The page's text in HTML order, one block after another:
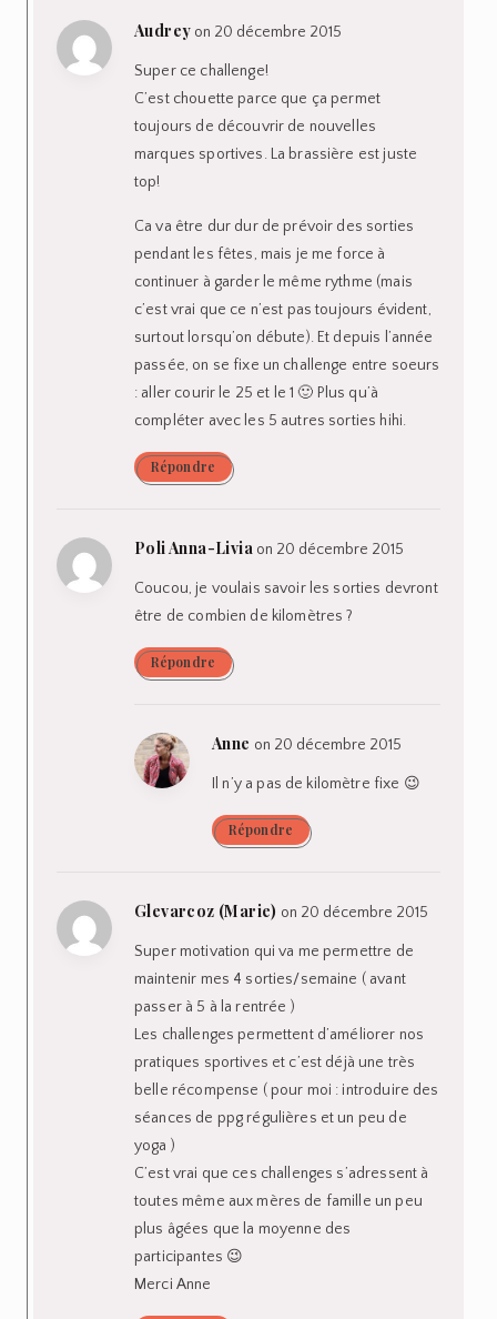
Audrey on 20 décembre 2015
Super ce challenge!
C’est chouette parce que ça permet
toujours de découvrir de nouvelles
marques sportives. La brassière est juste
top!
Ca va être dur dur de prévoir des sorties
pendant les fêtes, mais je me force à
continuer à garder le même rythme (mais
c’est vrai que ce n’est pas toujours évident,
surtout lorsqu’on débute). Et depuis l’année
passée, on se fixe un challenge entre soeurs
: aller courir le 25 et le 1 🙂 Plus qu’à
compléter avec les 5 autres sorties hihi.
Répondre
Poli Anna-Livia on 20 décembre 2015
Coucou, je voulais savoir les sorties devront
être de combien de kilomètres ?
Répondre
Anne on 20 décembre 2015
Il n’y a pas de kilomètre fixe 😉
Répondre
Glevarcoz (Marie) on 20 décembre 2015
Super motivation qui va me permettre de
maintenir mes 4 sorties/semaine ( avant
passer à 5 à la rentrée )
Les challenges permettent d’améliorer nos
pratiques sportives et c’est déjà une très
belle récompense ( pour moi : introduire des
séances de ppg régulières et un peu de
yoga )
C’est vrai que ces challenges s’adressent à
toutes même aux mères de famille un peu
plus âgées que la moyenne des
participantes 😉
Merci Anne